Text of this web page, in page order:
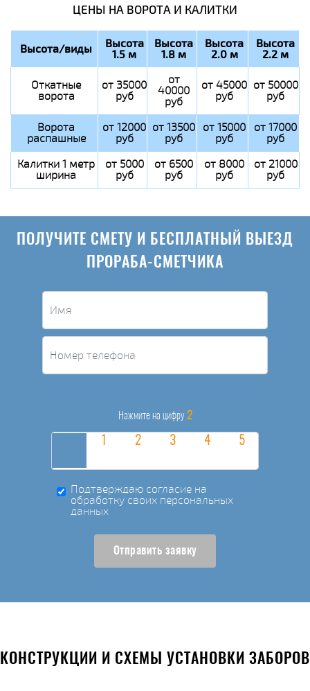
ЦЕНЫ НА ВОРОТА И КАЛИТКИ
Высота/виды Высота
1.5 м
Высота
1.8 м
Высота
2.0 м
Высота
2.2 м
Откатные
ворота
от 35000
руб
от
40000
руб
от 45000
руб
от 50000
руб
Ворота
распашные
от 12000
руб
от 13500
руб
от 15000
руб
от 17000
руб
Калитки 1 метр
ширина
от 5000
руб
от 6500
руб
от 8000
руб
от 21000
руб
ПОЛУЧИТЕ СМЕТУ И БЕСПЛАТНЫЙ ВЫЕЗД
ПРОРАБА-СМЕТЧИКА
Нажмите на цифру 2
Подтверждаю согласие на
обработку своих персональных
данных
Отправить заявку
КОНСТРУКЦИИ И СХЕМЫ УСТАНОВКИ ЗАБОРОВ